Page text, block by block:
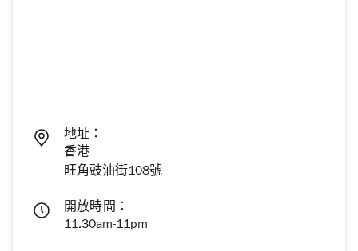
地址：
香港
旺角豉油街108號
開放時間：
11.30am-11pm